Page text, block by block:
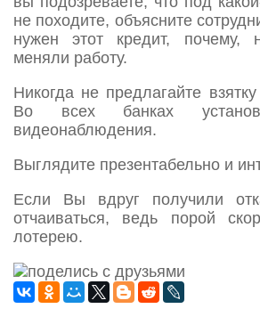
не походите, объясните
нужен этот кредит, почему,
меняли работу.
Никогда не предлагайте
Во всех банках
видеонаблюдения.
Выглядите презентабельно и
Если Вы вдруг получили
отчаиваться, ведь порой
лотерею.